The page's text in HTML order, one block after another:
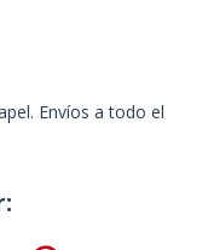
Envíos a todo el